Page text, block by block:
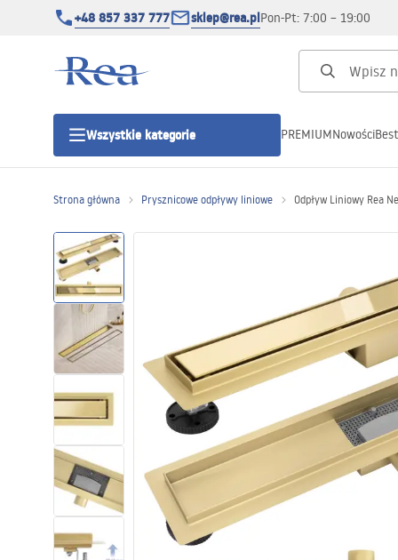
+48 857 337 777 sklep@rea.plPon-Pt: 7:00 – 19:00
Wszystkie kategorie
Kategorie produktowe
Kabiny prysznicowe
Drzwi prysznicowe
Brodziki prysznicowe
Odpływy liniowe
Toalety, ubikacje
Umywalki
Wanny i parawany
PREMIUMNowości
Strona główna Prysznicowe odpływy liniowe Odpływ Liniowy Rea